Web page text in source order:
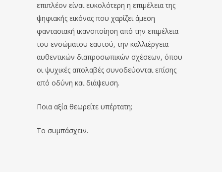
επιπλέον είναι ευκολότερη η επιμέλεια της
ψηφιακής εικόνας που χαρίζει άμεση
φαντασιακή ικανοποίηση από την επιμέλεια
του ενσώματου εαυτού, την καλλιέργεια
αυθεντικών διαπροσωπικών σχέσεων, όπου
οι ψυχικές απολαβές συνοδεύονται επίσης
από οδύνη και διάψευση.
Ποια αξία θεωρείτε υπέρτατη;
Το συμπάσχειν.